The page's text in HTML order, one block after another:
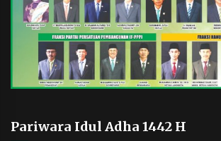
Pariwara Idul Adha 1442 H